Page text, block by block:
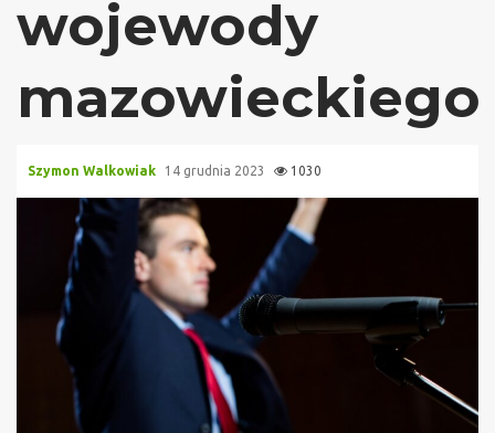
wojewody
mazowieckiego
Szymon Walkowiak 14 grudnia 2023 1030